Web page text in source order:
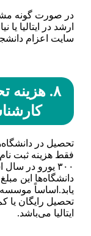
در صورت گونه
ارشد در ایتالیا
سایت اعزام
۸. هزینه
تحصیل در
۳۰۰ یورو در
یابد.اساساً
تحصیل رایگان یا
ایتالیا می‌باشد.